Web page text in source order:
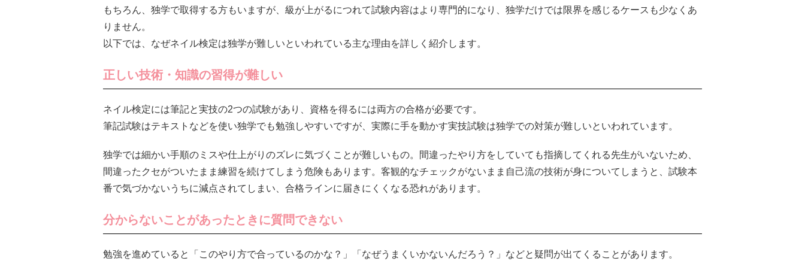
もちろん、独学で取得する方もいますが、級が上がるにつれて試験内容はより専門的になり、独学だけでは限界を感じるケースも少なくあ
りません。
以下では、なぜネイル検定は独学が難しいといわれている主な理由を詳しく紹介します。
正しい技術・知識の習得が難しい
ネイル検定には筆記と実技の2つの試験があり、資格を得るには両方の合格が必要です。
筆記試験はテキストなどを使い独学でも勉強しやすいですが、実際に手を動かす実技試験は独学での対策が難しいといわれています。
独学では細かい手順のミスや仕上がりのズレに気づくことが難しいもの。間違ったやり方をしていても指摘してくれる先生がいないため、
間違ったクセがついたまま練習を続けてしまう危険もあります。客観的なチェックがないまま自己流の技術が身についてしまうと、試験本
番で気づかないうちに減点されてしまい、合格ラインに届きにくくなる恐れがあります。
分からないことがあったときに質問できない
勉強を進めていると「このやり方で合っているのかな？」「なぜうまくいかないんだろう？」などと疑問が出てくることがあります。